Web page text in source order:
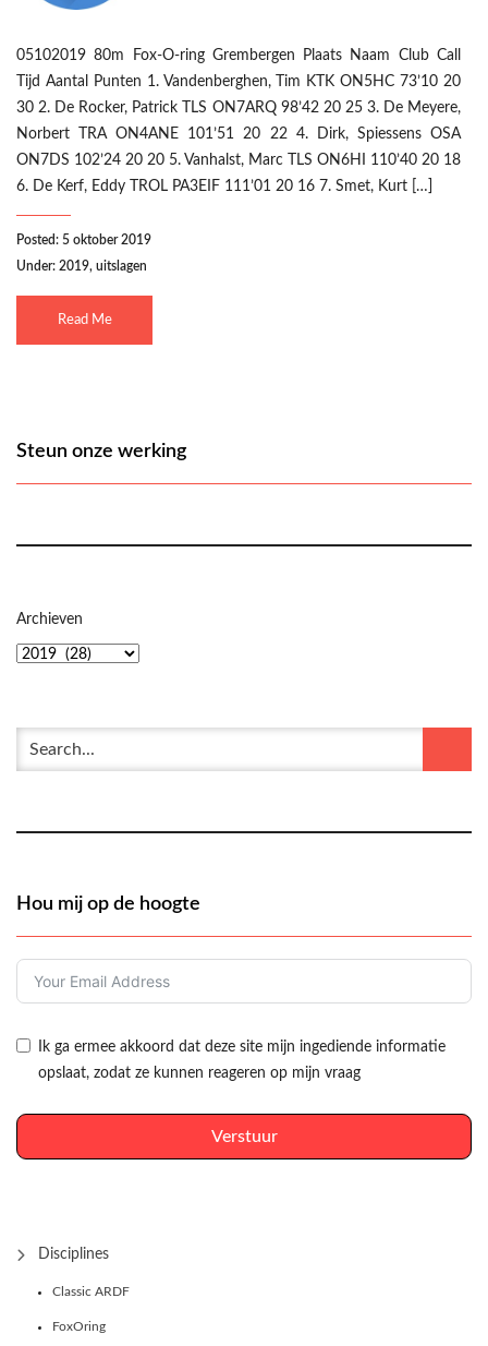
05102019 80m Fox-O-ring Grembergen Plaats Naam Club Call
Tijd Aantal Punten 1. Vandenberghen, Tim KTK ON5HC 73’10 20
30 2. De Rocker, Patrick TLS ON7ARQ 98’42 20 25 3. De Meyere,
Norbert TRA ON4ANE 101’51 20 22 4. Dirk, Spiessens OSA
ON7DS 102’24 20 20 5. Vanhalst, Marc TLS ON6HI 110’40 20 18
6. De Kerf, Eddy TROL PA3EIF 111’01 20 16 7. Smet, Kurt […]
Posted: 5 oktober 2019
Under: 2019, uitslagen
Read Me
Steun onze werking
Archieven
Hou mij op de hoogte
Ik ga ermee akkoord dat deze site mijn ingediende informatie
opslaat, zodat ze kunnen reageren op mijn vraag
Verstuur
Disciplines
Classic ARDF
FoxOring